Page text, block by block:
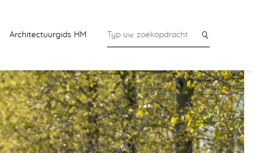
Architectuurgids HM